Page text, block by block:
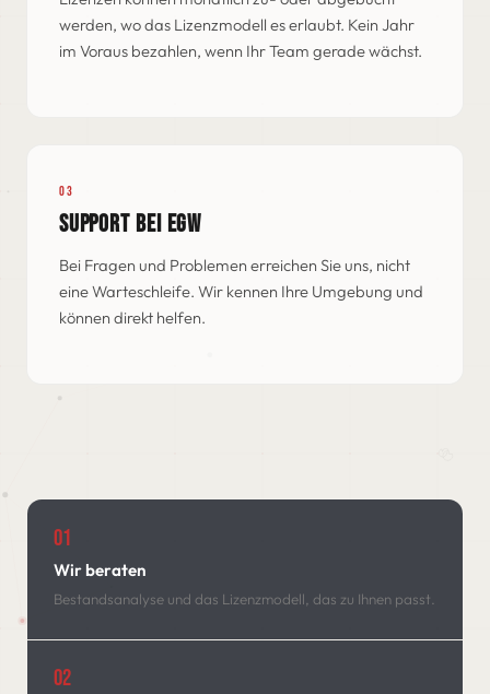
werden, wo das Lizenzmodell es erlaubt. Kein Jahr
im Voraus bezahlen, wenn Ihr Team gerade wächst.
03
SUPPORT BEI EGW
Bei Fragen und Problemen erreichen Sie uns, nicht
eine Warteschleife. Wir kennen Ihre Umgebung und
können direkt helfen.
01
Wir beraten
Bestandsanalyse und das Lizenzmodell, das zu Ihnen passt.
02